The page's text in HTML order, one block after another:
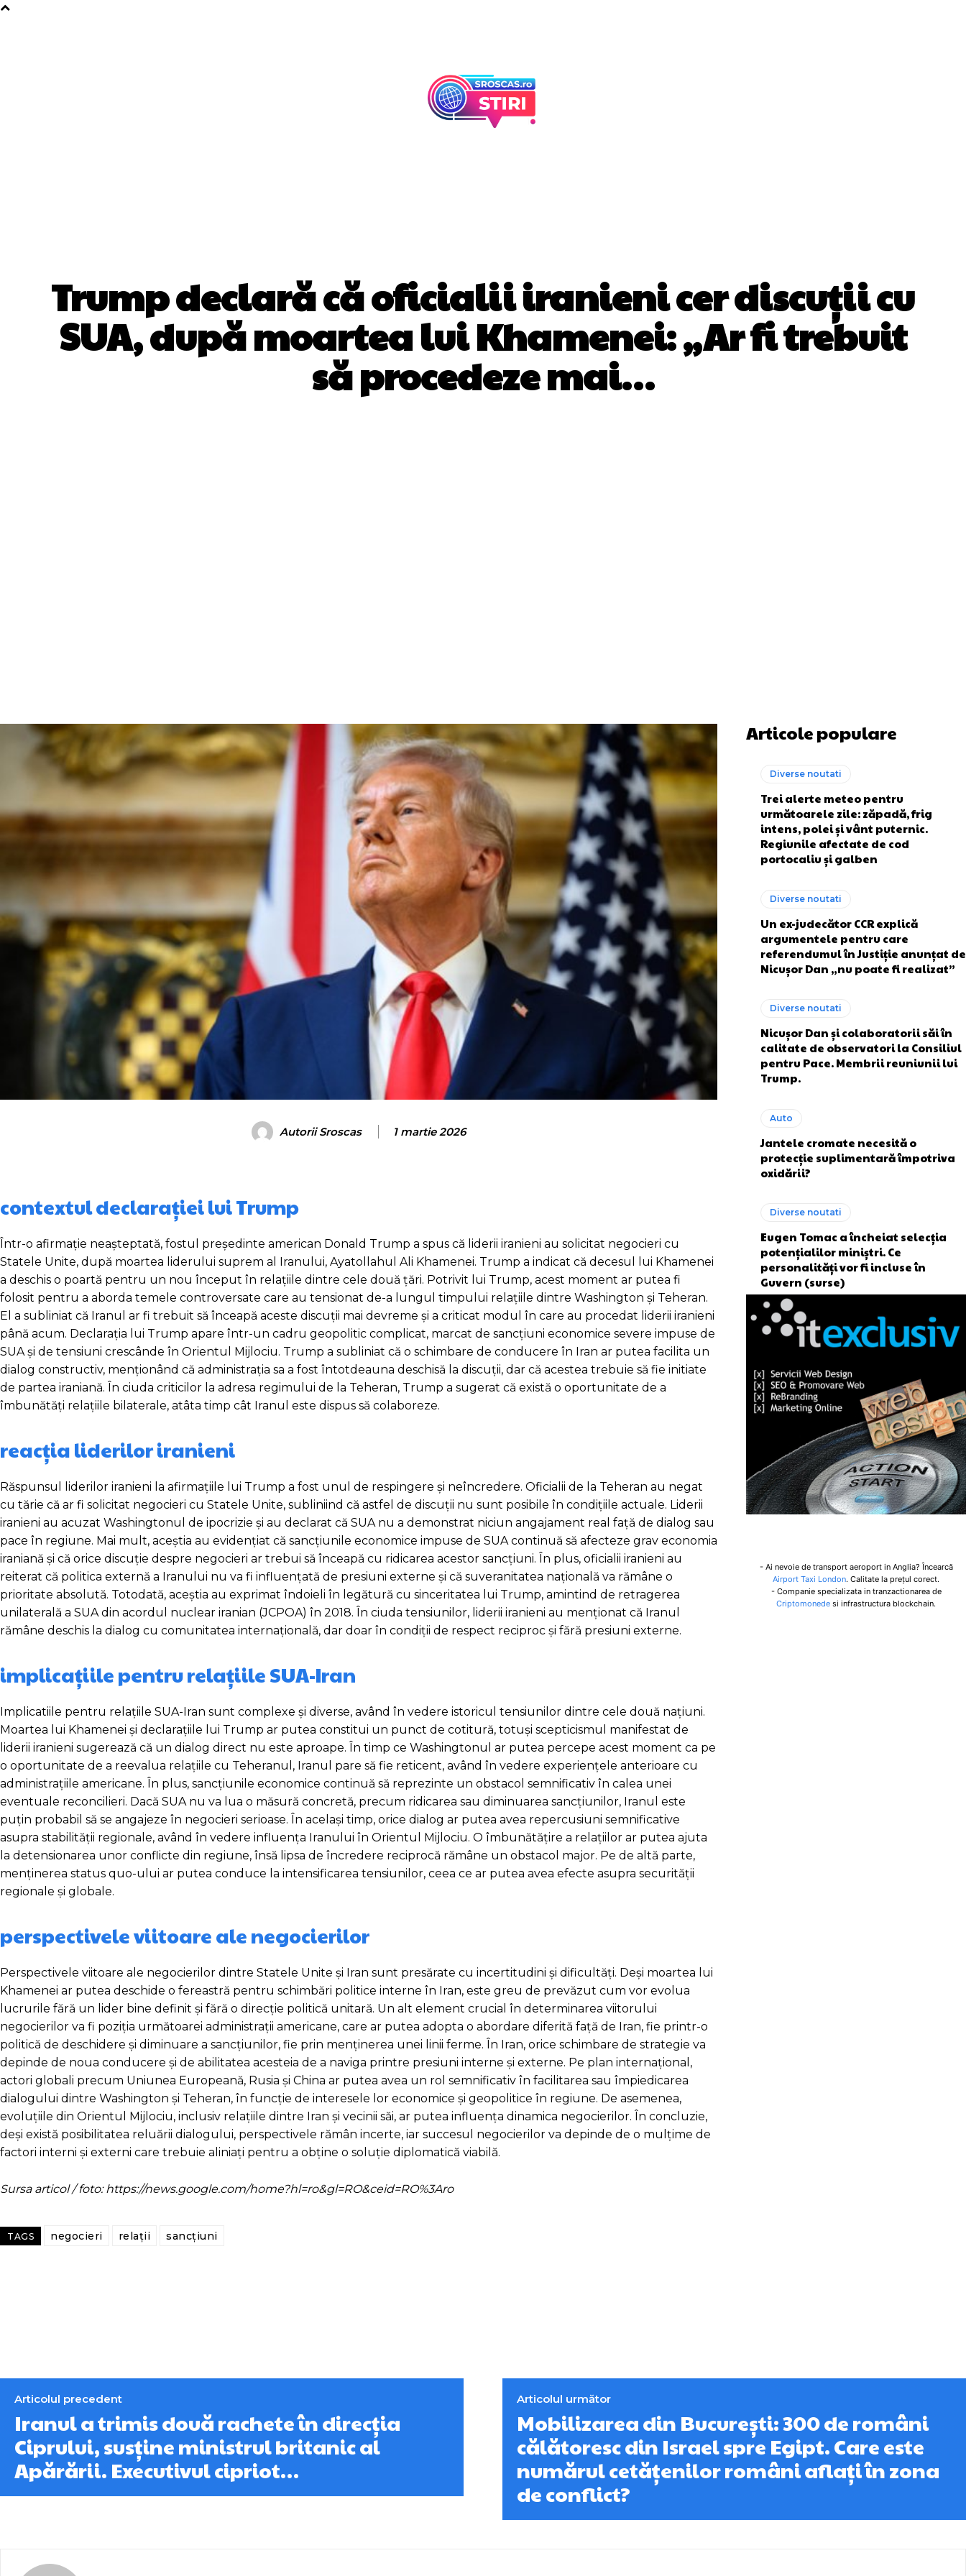
Trump declară că oficialii iranieni cer discuții cu
SUA, după moartea lui Khamenei: „Ar fi trebuit
să procedeze mai…
Autorii Sroscas 1 martie 2026
contextul declarației lui Trump
Într-o afirmație neașteptată, fostul președinte american Donald Trump a spus că liderii iranieni au solicitat negocieri cu
Statele Unite, după moartea liderului suprem al Iranului, Ayatollahul Ali Khamenei. Trump a indicat că decesul lui Khamenei
a deschis o poartă pentru un nou început în relațiile dintre cele două țări. Potrivit lui Trump, acest moment ar putea fi
folosit pentru a aborda temele controversate care au tensionat de-a lungul timpului relațiile dintre Washington și Teheran.
El a subliniat că Iranul ar fi trebuit să înceapă aceste discuții mai devreme și a criticat modul în care au procedat liderii iranieni
până acum. Declarația lui Trump apare într-un cadru geopolitic complicat, marcat de sancțiuni economice severe impuse de
SUA și de tensiuni crescânde în Orientul Mijlociu. Trump a subliniat că o schimbare de conducere în Iran ar putea facilita un
dialog constructiv, menționând că administrația sa a fost întotdeauna deschisă la discuții, dar că acestea trebuie să fie initiate
de partea iraniană. În ciuda criticilor la adresa regimului de la Teheran, Trump a sugerat că există o oportunitate de a
îmbunătăți relațiile bilaterale, atâta timp cât Iranul este dispus să colaboreze.
reacția liderilor iranieni
Răspunsul liderilor iranieni la afirmațiile lui Trump a fost unul de respingere și neîncredere. Oficialii de la Teheran au negat
cu tărie că ar fi solicitat negocieri cu Statele Unite, subliniind că astfel de discuții nu sunt posibile în condițiile actuale. Liderii
iranieni au acuzat Washingtonul de ipocrizie și au declarat că SUA nu a demonstrat niciun angajament real față de dialog sau
pace în regiune. Mai mult, aceștia au evidențiat că sancțiunile economice impuse de SUA continuă să afecteze grav economia
iraniană și că orice discuție despre negocieri ar trebui să înceapă cu ridicarea acestor sancțiuni. În plus, oficialii iranieni au
reiterat că politica externă a Iranului nu va fi influențată de presiuni externe și că suveranitatea națională va rămâne o
prioritate absolută. Totodată, aceștia au exprimat îndoieli în legătură cu sinceritatea lui Trump, amintind de retragerea
unilaterală a SUA din acordul nuclear iranian (JCPOA) în 2018. În ciuda tensiunilor, liderii iranieni au menționat că Iranul
rămâne deschis la dialog cu comunitatea internațională, dar doar în condiții de respect reciproc și fără presiuni externe.
implicațiile pentru relațiile SUA-Iran
Implicatiile pentru relațiile SUA-Iran sunt complexe și diverse, având în vedere istoricul tensiunilor dintre cele două națiuni.
Moartea lui Khamenei și declarațiile lui Trump ar putea constitui un punct de cotitură, totuși scepticismul manifestat de
liderii iranieni sugerează că un dialog direct nu este aproape. În timp ce Washingtonul ar putea percepe acest moment ca pe
o oportunitate de a reevalua relațiile cu Teheranul, Iranul pare să fie reticent, având în vedere experiențele anterioare cu
administrațiile americane. În plus, sancțiunile economice continuă să reprezinte un obstacol semnificativ în calea unei
eventuale reconcilieri. Dacă SUA nu va lua o măsură concretă, precum ridicarea sau diminuarea sancțiunilor, Iranul este
puțin probabil să se angajeze în negocieri serioase. În același timp, orice dialog ar putea avea repercusiuni semnificative
asupra stabilității regionale, având în vedere influența Iranului în Orientul Mijlociu. O îmbunătățire a relațiilor ar putea ajuta
la detensionarea unor conflicte din regiune, însă lipsa de încredere reciprocă rămâne un obstacol major. Pe de altă parte,
menținerea status quo-ului ar putea conduce la intensificarea tensiunilor, ceea ce ar putea avea efecte asupra securității
regionale și globale.
perspectivele viitoare ale negocierilor
Perspectivele viitoare ale negocierilor dintre Statele Unite și Iran sunt presărate cu incertitudini și dificultăți. Deși moartea lui
Khamenei ar putea deschide o fereastră pentru schimbări politice interne în Iran, este greu de prevăzut cum vor evolua
lucrurile fără un lider bine definit și fără o direcție politică unitară. Un alt element crucial în determinarea viitorului
negocierilor va fi poziția următoarei administrații americane, care ar putea adopta o abordare diferită față de Iran, fie printr-o
politică de deschidere și diminuare a sancțiunilor, fie prin menținerea unei linii ferme. În Iran, orice schimbare de strategie va
depinde de noua conducere și de abilitatea acesteia de a naviga printre presiuni interne și externe. Pe plan internațional,
actori globali precum Uniunea Europeană, Rusia și China ar putea avea un rol semnificativ în facilitarea sau împiedicarea
dialogului dintre Washington și Teheran, în funcție de interesele lor economice și geopolitice în regiune. De asemenea,
evoluțiile din Orientul Mijlociu, inclusiv relațiile dintre Iran și vecinii săi, ar putea influența dinamica negocierilor. În concluzie,
deși există posibilitatea reluării dialogului, perspectivele rămân incerte, iar succesul negocierilor va depinde de o mulțime de
factori interni și externi care trebuie aliniați pentru a obține o soluție diplomatică viabilă.
Sursa articol / foto: https://news.google.com/home?hl=ro&gl=RO&ceid=RO%3Aro
TAGS negocieri relații sancțiuni
Articole populare
Diverse noutati
Trei alerte meteo pentru
următoarele zile: zăpadă, frig
intens, polei și vânt puternic.
Regiunile afectate de cod
portocaliu și galben
Diverse noutati
Un ex-judecător CCR explică
argumentele pentru care
referendumul în Justiție anunțat de
Nicușor Dan „nu poate fi realizat”
Diverse noutati
Nicușor Dan și colaboratorii săi în
calitate de observatori la Consiliul
pentru Pace. Membrii reuniunii lui
Trump.
Auto
Jantele cromate necesită o
protecție suplimentară împotriva
oxidării?
Diverse noutati
Eugen Tomac a încheiat selecția
potențialilor miniștri. Ce
personalități vor fi incluse în
Guvern (surse)
- Ai nevoie de transport aeroport in Anglia? Încearcă
Airport Taxi London. Calitate la prețul corect.
- Companie specializata in tranzactionarea de
Criptomonede si infrastructura blockchain.
Articolul precedent
Iranul a trimis două rachete în direcția
Ciprului, susține ministrul britanic al
Apărării. Executivul cipriot…
Articolul următor
Mobilizarea din București: 300 de români
călătoresc din Israel spre Egipt. Care este
numărul cetățenilor români aflați în zona
de conflict?